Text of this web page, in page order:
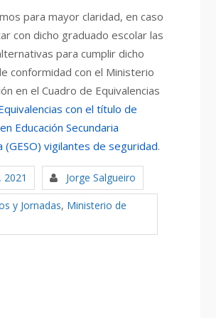
para mayor claridad, en caso
con dicho graduado escolar las
para cumplir dicho
conformidad con el Ministerio
en el Cuadro de Equivalencias
con el título de
Educación Secundaria
(GESO) vigilantes de seguridad.
2021 Jorge Salgueiro
y Jornadas, Ministerio de